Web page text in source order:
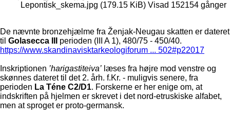
Lepontisk_skema.jpg (179.15 KiB) Visad 152154 gånger
De nævnte bronzehjælme fra Ženjak-Neugau skatten er dateret
til Golasecca III
perioden (III A 1), 480/75 - 450/40.
https://www.skandinavisktarkeologiforum ... 502#p22017
Inskriptionen ’harigastiteiva’ læses fra højre mod venstre og
skønnes dateret til det 2. årh. f.Kr. - muligvis senere, fra
perioden La Téne C2/D1. Forskerne er her enige om, at
indskriften på hjelmen er skrevet i det nord-etruskiske alfabet,
men at sproget er proto-germansk.